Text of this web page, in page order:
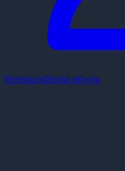
RejestracjaStrona główna